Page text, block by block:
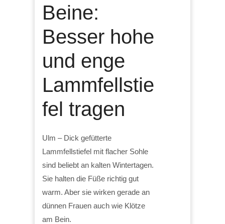
Beine:
Besser hohe
und enge
Lammfellstie
fel tragen
Ulm – Dick gefütterte
Lammfellstiefel mit flacher Sohle
sind beliebt an kalten Wintertagen.
Sie halten die Füße richtig gut
warm. Aber sie wirken gerade an
dünnen Frauen auch wie Klötze
am Bein.